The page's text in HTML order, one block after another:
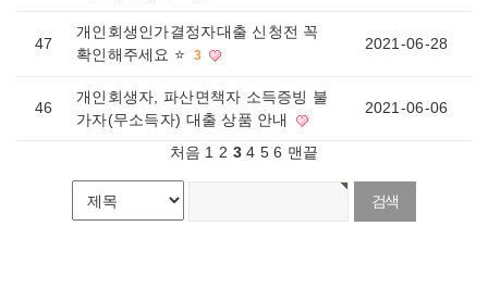
47
개인회생인가결정자대출 신청전 꼭
확인해주세요 ⭐
3
2021-06-28
46
개인회생자, 파산면책자 소득증빙 불
가자(무소득자) 대출 상품 안내
2021-06-06
처음 1 2 3 4 5 6 맨끝